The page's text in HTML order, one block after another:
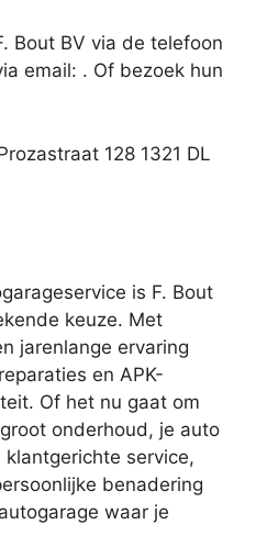
Bout BV via de telefoon
email: . Of bezoek hun
128 1321 DL
is F. Bout
keuze. Met
jarenlange ervaring
en APK-
Of het nu gaat om
onderhoud, je auto
service,
benadering
waar je